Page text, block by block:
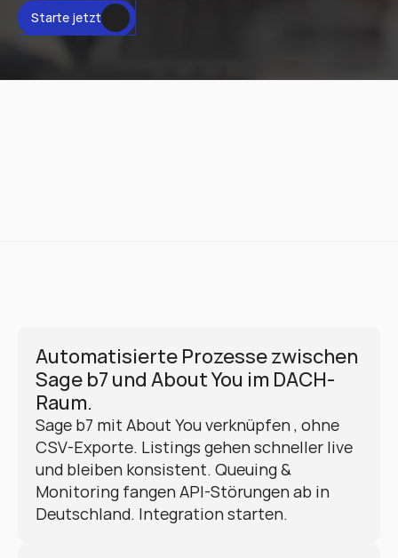
Starte jetzt
Automatisierte Prozesse zwischen
Sage b7 und About You im DACH-
Raum.
Sage b7 mit About You verknüpfen , ohne
CSV-Exporte. Listings gehen schneller live
und bleiben konsistent. Queuing &
Monitoring fangen API-Störungen ab in
Deutschland. Integration starten.